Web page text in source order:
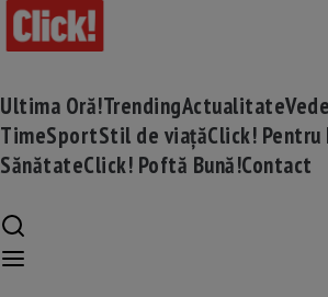
Ultima Oră!TrendingActualitate
TimeSportStil de viațăClick! Pentru
SănătateClick! Poftă Bună!Contact